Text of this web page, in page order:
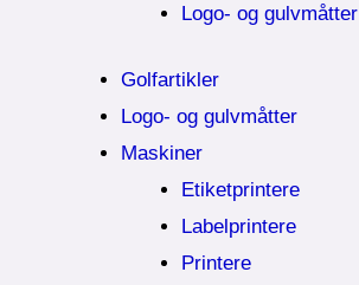
Logo- og gulvmåtter
Golfartikler
Logo- og gulvmåtter
Maskiner
Etiketprintere
Labelprintere
Printere